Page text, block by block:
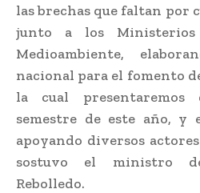
las brechas que faltan por
junto a los
Medioambiente,
nacional para el fomento
la cual
semestre de este año, y
apoyando diversos
sostuvo el ministro
Rebolledo.